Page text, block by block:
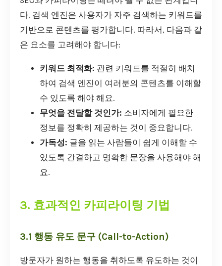
다. 검색 엔진은 사용자가 자주 검색하는 키워드를
기반으로 콘텐츠를 평가합니다. 따라서, 다음과 같
은 요소를 고려해야 합니다:
키워드 최적화: 관련 키워드를 적절히 배치
하여 검색 엔진이 여러분의 콘텐츠를 이해할
수 있도록 해야 해요.
무엇을 전달할 것인가: 소비자에게 필요한
정보를 정확히 제공하는 것이 중요합니다.
가독성: 글을 읽는 사람들이 쉽게 이해할 수
있도록 간결하고 명확한 문장을 사용해야 해
요.
3. 효과적인 카피라이팅 기법
3.1 행동 유도 문구 (Call-to-Action)
방문자가 원하는 행동을 취하도록 유도하는 것이